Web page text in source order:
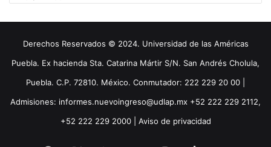
Derechos Reservados © 2024. Universidad de las Américas
Puebla. Ex hacienda Sta. Catarina Mártir S/N. San Andrés Cholula,
Puebla. C.P. 72810. México. Conmutador: 222 229 20 00 |
Admisiones: informes.nuevoingreso@udlap.mx +52 222 229 2112,
+52 222 229 2000 | Aviso de privacidad